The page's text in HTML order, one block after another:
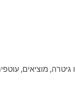
מוציאים,